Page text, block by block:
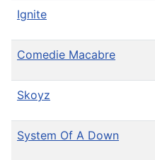
Ignite
Comedie Macabre
Skoyz
System Of A Down